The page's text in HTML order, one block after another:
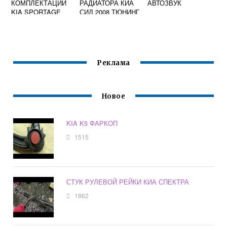
КОМПЛЕКТАЦИЙ
KIA SPORTAGE
РАДИАТОРА КИА
СИД 2008 ТЮНИНГ
АВТОЗВУК
Реклама
Новое
KIA K5 ФАРКОП
1515
СТУК РУЛЕВОЙ РЕЙКИ КИА СПЕКТРА
1862